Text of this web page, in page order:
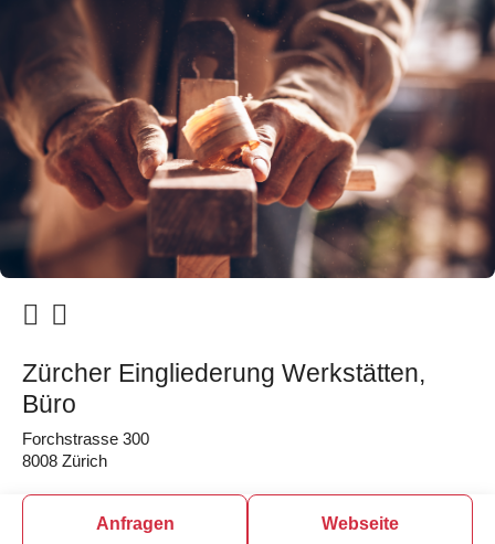
Zürcher Eingliederung Werkstätten,
Büro
Forchstrasse 300
8008 Zürich
Anfragen Webseite